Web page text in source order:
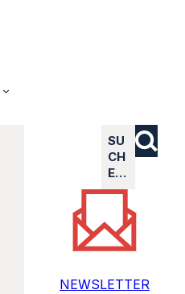
SU
CH
E…
NEWSLETTER